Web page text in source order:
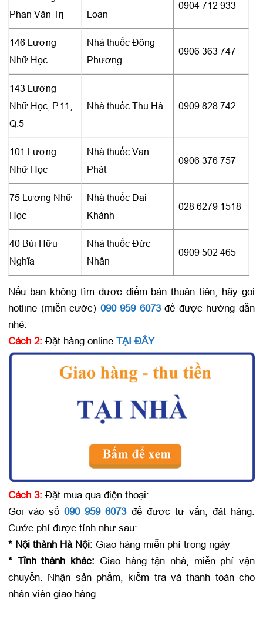
Phan Văn Trị
Loan
0904 712 933
146 Lương
Nhữ Học
Nhà thuốc Đông
Phương
0906 363 747
143 Lương
Nhữ Học, P.11,
Q.5
Nhà thuốc Thu Hà 0909 828 742
101 Lương
Nhữ Học
Nhà thuốc Vạn
Phát
0906 376 757
75 Lương Nhữ
Học
Nhà thuốc Đại
Khánh
028 6279 1518
40 Bùi Hữu
Nghĩa
Nhà thuốc Đức
Nhân
0909 502 465
Nếu bạn không tìm được điểm bán thuận tiện, hãy gọi
hotline (miễn cước) 090 959 6073để được hướng dẫn
nhé.
Cách 2: Đặt hàng online TẠI ĐÂY
Cách 3: Đặt mua qua điện thoại:
Gọi vào số090 959 6073để được tư vấn, đặt hàng.
Cước phí được tính như sau:
* Nội thành Hà Nội: Giao hàng miễn phí trong ngày
* Tỉnh thành khác: Giao hàng tận nhà, miễn phí vận
chuyển. Nhận sản phẩm, kiểm tra và thanh toán cho
nhân viên giao hàng.